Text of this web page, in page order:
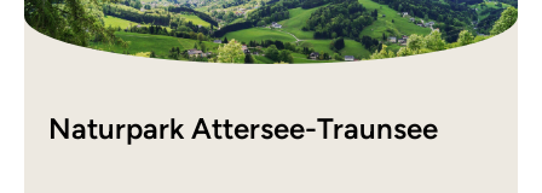
Naturpark Attersee-Traunsee